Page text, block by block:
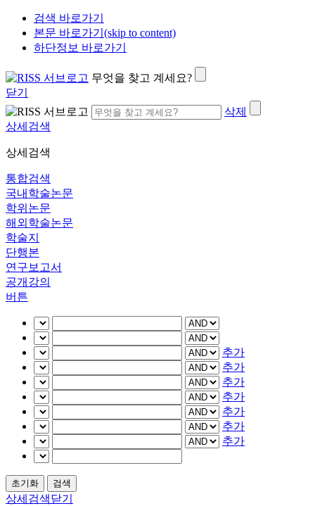
검색 바로가기
본문 바로가기(skip to content)
하단정보 바로가기
무엇을 찾고 계세요?
닫기
삭제
상세검색
상세검색
통합검색
국내학술논문
학위논문
해외학술논문
학술지
단행본
연구보고서
공개강의
버튼
추가
추가
추가
추가
추가
추가
추가
상세검색닫기